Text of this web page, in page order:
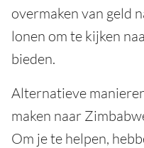
overmaken van geld
lonen om te kijken
bieden.
Alternatieve
maken naar
Om je te helpen,